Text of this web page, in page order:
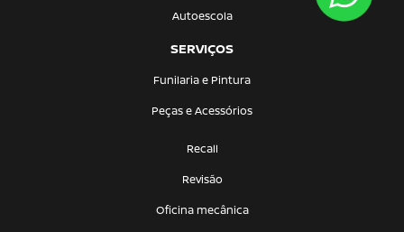
Autoescola
SERVIÇOS
Funilaria e Pintura
Peças e Acessórios
Recall
Revisão
Oficina mecânica